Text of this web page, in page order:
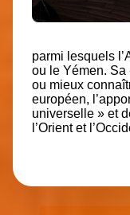
parmi lesquels
ou le Yémen. Sa
ou mieux
européen,
universelle » et
l’Orient et